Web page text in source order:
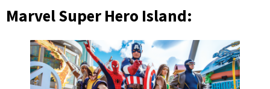
Marvel Super Hero Island: